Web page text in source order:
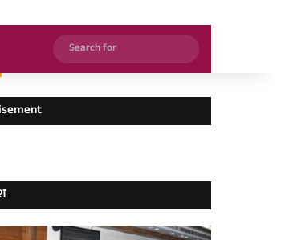
Search
for